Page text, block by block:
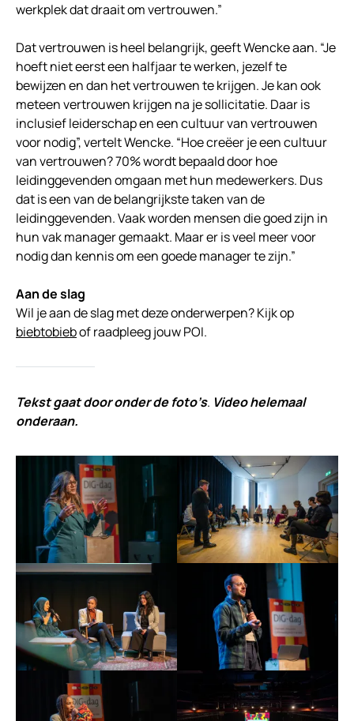
werkplek dat draait om vertrouwen.”
Dat vertrouwen is heel belangrijk, geeft Wencke aan. “Je
hoeft niet eerst een halfjaar te werken, jezelf te
bewijzen en dan het vertrouwen te krijgen. Je kan ook
meteen vertrouwen krijgen na je sollicitatie. Daar is
inclusief leiderschap en een cultuur van vertrouwen
voor nodig”, vertelt Wencke. “Hoe creëer je een cultuur
van vertrouwen? 70% wordt bepaald door hoe
leidinggevenden omgaan met hun medewerkers. Dus
dat is een van de belangrijkste taken van de
leidinggevenden. Vaak worden mensen die goed zijn in
hun vak manager gemaakt. Maar er is veel meer voor
nodig dan kennis om een goede manager te zijn.”
Aan de slag
Wil je aan de slag met deze onderwerpen? Kijk op
biebtobiebof raadpleeg jouw POI.
Tekst gaat door onder de foto’s. Video helemaal
onderaan.